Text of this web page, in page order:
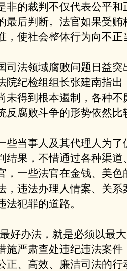
的裁判不仅代表公平和
最后判断。法官如果受贿
，使社会整体行为向不正
法领域腐败问题日益突
院纪检组组长张建南指出
未得到根本遏制，各种不
反腐败斗争的形势依然比
当事人及其代理人为了
结果，不惜通过各种渠道
，一些法官在金钱、美色
，违法办理人情案、关系
犯罪的道路。
办法，就是必须以最大
施严肃查处违纪违法案件
正、高效、廉洁司法的行